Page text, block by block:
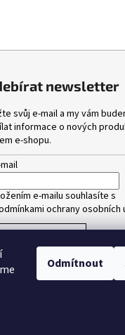
Odmítnout
newsletter
svůj e-mail a my vám
informace o nových
e-shopu.
e-mailu souhlasíte s
ochrany osobních
PŘIHLÁSIT SE